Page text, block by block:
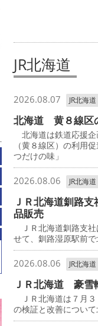
JR北海道
2026.08.07 JR北海道
北海道 黄８線区
北海道は鉄道応援企
（黄８線区）の利用
つだけの味」
2026.08.06 JR北海道
ＪＲ北海道釧路
品販売
ＪＲ北海道釧路支社
せて、釧路湿原駅前
2026.08.06 JR北海道
ＪＲ北海道 豪雪
ＪＲ北海道は７月３
の検証と改善について